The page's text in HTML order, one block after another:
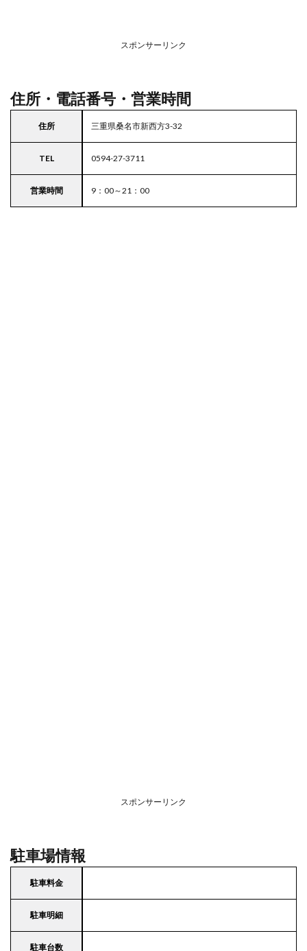
スポンサーリンク
住所・電話番号・営業時間
住所 三重県桑名市新西方3-32
TEL 0594-27-3711
営業時間 9：00～21：00
スポンサーリンク
駐車場情報
駐車料金
駐車明細
駐車台数